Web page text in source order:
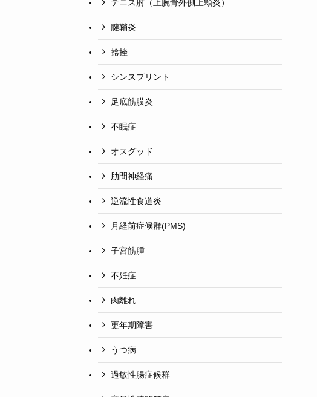
テニス肘（上腕骨外側上顆炎）
腱鞘炎
捻挫
シンスプリント
足底筋膜炎
不眠症
オスグッド
肋間神経痛
逆流性食道炎
月経前症候群(PMS)
子宮筋腫
不妊症
肉離れ
更年期障害
うつ病
過敏性腸症候群